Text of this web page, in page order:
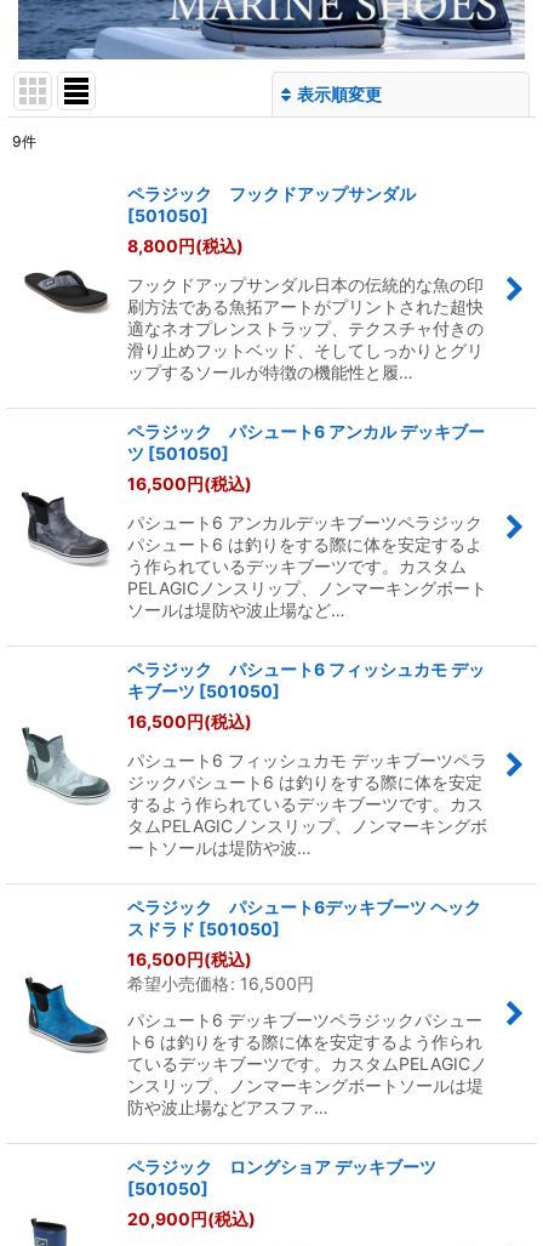
表示順変更
絞り込む
9件
ペラジック フックドアップサンダル
[501050]
8,800円(税込)
フックドアップサンダル日本の伝統的な魚の印
刷方法である魚拓アートがプリントされた超快
適なネオプレンストラップ、テクスチャ付きの
滑り止めフットベッド、そしてしっかりとグリ
ップするソールが特徴の機能性と履…
ペラジック パシュート6 アンカル デッキブー
ツ [501050]
16,500円(税込)
パシュート6 アンカルデッキブーツペラジック
パシュート6 は釣りをする際に体を安定するよ
う作られているデッキブーツです。カスタム
PELAGICノンスリップ、ノンマーキングボート
ソールは堤防や波止場など…
ペラジック パシュート6 フィッシュカモ デッ
キブーツ [501050]
16,500円(税込)
パシュート6 フィッシュカモ デッキブーツペラ
ジックパシュート6 は釣りをする際に体を安定
するよう作られているデッキブーツです。カス
タムPELAGICノンスリップ、ノンマーキングボ
ートソールは堤防や波…
ペラジック パシュート6デッキブーツ ヘック
スドラド [501050]
16,500円(税込)
希望小売価格: 16,500円
パシュート6 デッキブーツペラジックパシュー
ト6 は釣りをする際に体を安定するよう作られ
ているデッキブーツです。カスタムPELAGICノ
ンスリップ、ノンマーキングボートソールは堤
防や波止場などアスファ…
ペラジック ロングショア デッキブーツ
[501050]
20,900円(税込)